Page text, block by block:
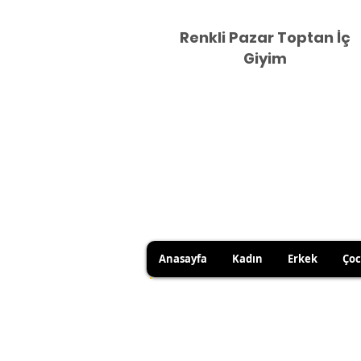
Renkli Pazar Toptan İç
Giyim
Anasayfa Kadın Erkek